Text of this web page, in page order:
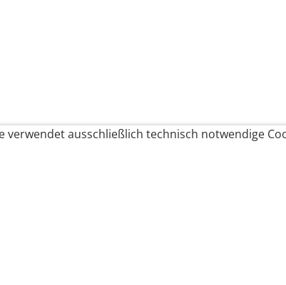
verwendet ausschließlich technisch notwendige